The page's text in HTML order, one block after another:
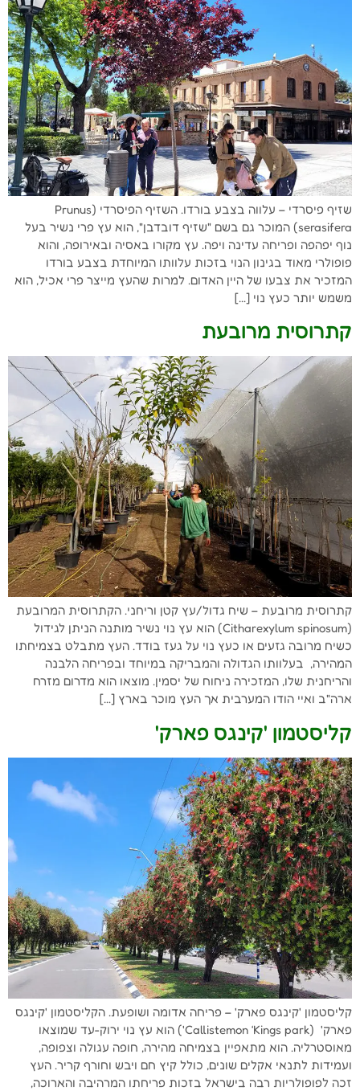
שזיף פיסרדי – עלווה בצבע בורדו. השזיף הפיסרדי (Prunus
serasifera) המוכר גם בשם "שזיף דובדבן", הוא עץ פרי נשיר בעל
נוף יפהפה ופריחה עדינה ויפה. עץ מקורו באסיה ובאירופה, והוא
פופולרי מאוד בגינון הנוי בזכות עלוותו המיוחדת בצבע בורדו
המזכיר את צבעו של היין האדום. למרות שהעץ מייצר פרי אכיל, הוא
משמש יותר כעץ נוי […]
קתרוסית מרובעת
קתרוסית מרובעת – שיח גדול/עץ קטן וריחני. הקתרוסית המרובעת
(Citharexylum spinosum) הוא עץ נוי נשיר מותנה הניתן לגידול
כשיח מרובה גזעים או כעץ נוי על געז בודד. העץ מתבלט בצמיחתו
המהירה, בעלוותו הגדולה והמבריקה במיוחד ובפריחה הלבנה
והריחנית שלו, המזכירה ניחוח של יסמין. מוצאו הוא מדרום מזרח
ארה"ב ואיי הודו המערבית אך העץ מוכר בארץ […]
קליסטמון 'קינגס פארק'
קליסטמון 'קינגס פארק' – פריחה אדומה ושופעת. הקליסטמון 'קינגס
פארק' (Callistemon ‘Kings park') הוא עץ נוי ירוק-עד שמוצאו
מאוסטרליה. הוא מתאפיין בצמיחה מהירה, חופה עגולה וצפופה,
ועמידות לתנאי אקלים שונים, כולל קיץ חם ויבש וחורף קריר. העץ
זכה לפופולריות רבה בישראל בזכות פריחתו המרהיבה והארוכה,